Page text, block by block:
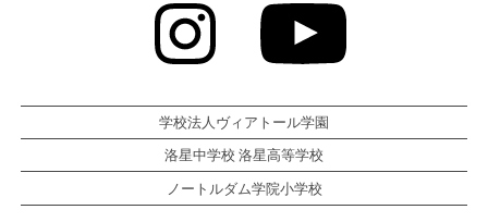
学校法人ヴィアトール学園
洛星中学校 洛星高等学校
ノートルダム学院小学校